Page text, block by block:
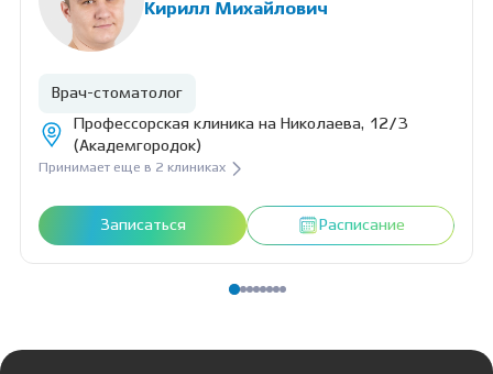
Кирилл Михайлович
Врач-стоматолог
Профессорская клиника на Николаева, 12/3
(Академгородок)
Принимает еще в 2 клиниках
Записаться Расписание